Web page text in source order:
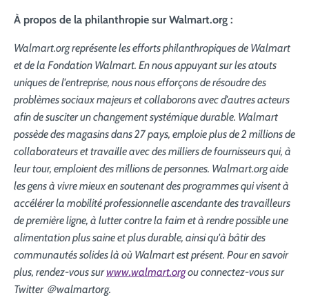
À propos de la philanthropie sur Walmart.org :
Walmart.org représente les efforts philanthropiques de Walmart
et de la Fondation Walmart. En nous appuyant sur les atouts
uniques de l'entreprise, nous nous efforçons de résoudre des
problèmes sociaux majeurs et collaborons avec d'autres acteurs
afin de susciter un changement systémique durable. Walmart
possède des magasins dans 27 pays, emploie plus de 2 millions de
collaborateurs et travaille avec des milliers de fournisseurs qui, à
leur tour, emploient des millions de personnes. Walmart.org aide
les gens à vivre mieux en soutenant des programmes qui visent à
accélérer la mobilité professionnelle ascendante des travailleurs
de première ligne, à lutter contre la faim et à rendre possible une
alimentation plus saine et plus durable, ainsi qu'à bâtir des
communautés solides là où Walmart est présent. Pour en savoir
plus, rendez-vous surwww.walmart.orgou connectez-vous sur
Twitter ＠walmartorg.